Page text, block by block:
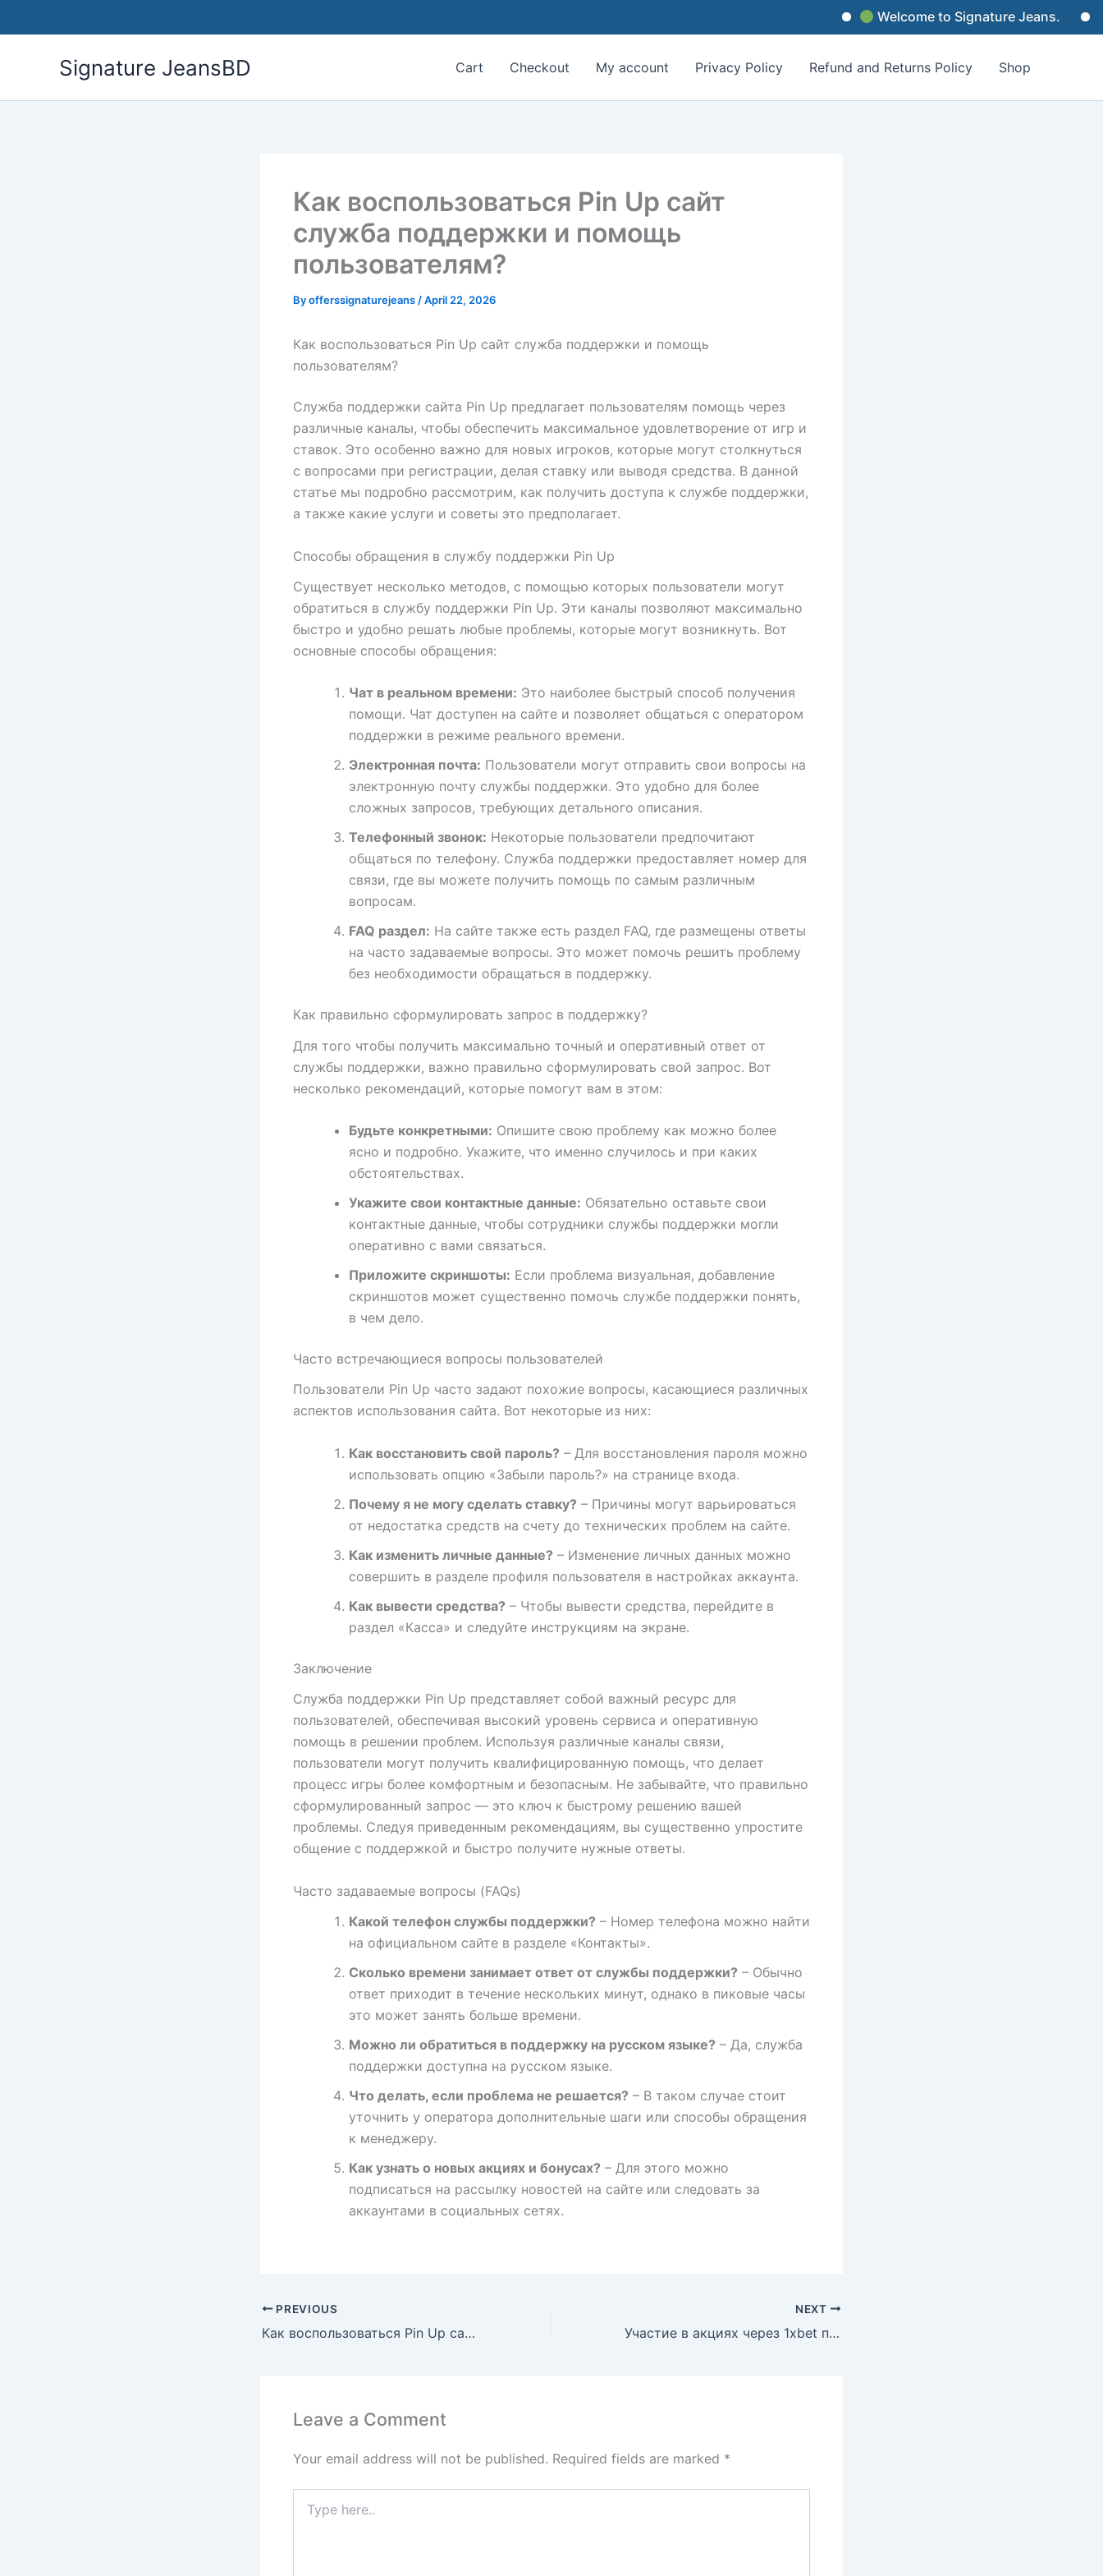
Welcome to Signature Jeans.
to
Signature JeansBD Cart Checkout My account Privacy Policy Refund and Returns Policy Shop
Как воспользоваться Pin Up сайт
служба поддержки и помощь
пользователям?
Byofferssignaturejeans /April 22, 2026
Как воспользоваться Pin Up сайт служба поддержки и помощь
пользователям?
Служба поддержки сайта Pin Up предлагает пользователям помощь через
различные каналы, чтобы обеспечить максимальное удовлетворение от игр и
ставок. Это особенно важно для новых игроков, которые могут столкнуться
с вопросами при регистрации, делая ставку или выводя средства. В данной
статье мы подробно рассмотрим, как получить доступа к службе поддержки,
а также какие услуги и советы это предполагает.
Способы обращения в службу поддержки Pin Up
Существует несколько методов, с помощью которых пользователи могут
обратиться в службу поддержки Pin Up. Эти каналы позволяют максимально
быстро и удобно решать любые проблемы, которые могут возникнуть. Вот
основные способы обращения:
Чат в реальном времени: Это наиболее быстрый способ получения
помощи. Чат доступен на сайте и позволяет общаться с оператором
поддержки в режиме реального времени.
Электронная почта: Пользователи могут отправить свои вопросы на
электронную почту службы поддержки. Это удобно для более
сложных запросов, требующих детального описания.
Телефонный звонок: Некоторые пользователи предпочитают
общаться по телефону. Служба поддержки предоставляет номер для
связи, где вы можете получить помощь по самым различным
вопросам.
FAQ раздел: На сайте также есть раздел FAQ, где размещены ответы
на часто задаваемые вопросы. Это может помочь решить проблему
без необходимости обращаться в поддержку.
Как правильно сформулировать запрос в поддержку?
Для того чтобы получить максимально точный и оперативный ответ от
службы поддержки, важно правильно сформулировать свой запрос. Вот
несколько рекомендаций, которые помогут вам в этом:
Будьте конкретными: Опишите свою проблему как можно более
ясно и подробно. Укажите, что именно случилось и при каких
обстоятельствах.
Укажите свои контактные данные: Обязательно оставьте свои
контактные данные, чтобы сотрудники службы поддержки могли
оперативно с вами связаться.
Приложите скриншоты: Если проблема визуальная, добавление
скриншотов может существенно помочь службе поддержки понять,
в чем дело.
Часто встречающиеся вопросы пользователей
Пользователи Pin Up часто задают похожие вопросы, касающиеся различных
аспектов использования сайта. Вот некоторые из них:
Как восстановить свой пароль? – Для восстановления пароля можно
использовать опцию «Забыли пароль?» на странице входа.
Почему я не могу сделать ставку? – Причины могут варьироваться
от недостатка средств на счету до технических проблем на сайте.
Как изменить личные данные? – Изменение личных данных можно
совершить в разделе профиля пользователя в настройках аккаунта.
Как вывести средства? – Чтобы вывести средства, перейдите в
раздел «Касса» и следуйте инструкциям на экране.
Заключение
Служба поддержки Pin Up представляет собой важный ресурс для
пользователей, обеспечивая высокий уровень сервиса и оперативную
помощь в решении проблем. Используя различные каналы связи,
пользователи могут получить квалифицированную помощь, что делает
процесс игры более комфортным и безопасным. Не забывайте, что правильно
сформулированный запрос — это ключ к быстрому решению вашей
проблемы. Следуя приведенным рекомендациям, вы существенно упростите
общение с поддержкой и быстро получите нужные ответы.
Часто задаваемые вопросы (FAQs)
Какой телефон службы поддержки? – Номер телефона можно найти
на официальном сайте в разделе «Контакты».
Сколько времени занимает ответ от службы поддержки? – Обычно
ответ приходит в течение нескольких минут, однако в пиковые часы
это может занять больше времени.
Можно ли обратиться в поддержку на русском языке? – Да, служба
поддержки доступна на русском языке.
Что делать, если проблема не решается? – В таком случае стоит
уточнить у оператора дополнительные шаги или способы обращения
к менеджеру.
Как узнать о новых акциях и бонусах? – Для этого можно
подписаться на рассылку новостей на сайте или следовать за
аккаунтами в социальных сетях.
PREVIOUS
Как воспользоваться Pin Up сайт служба поддержки и помощь пользователям?
NEXT
Участие в акциях через 1xbet приложение: как не упустить?
Leave a Comment
Your email address will not be published. Required fields are marked *
here..